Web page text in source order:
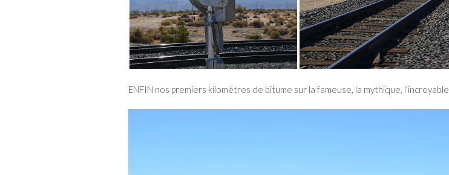
ENFIN nos premiers kilomètres de bitume sur la fameuse, la mythique, l’incroyable